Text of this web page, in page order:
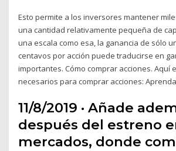
Esto permite a los inversores mantener
una cantidad relativamente pequeña de
una escala como esa, la ganancia de sólo
centavos por acción puede traducirse en
importantes. Cómo comprar acciones. Aquí
necesarios para comprar acciones:
11/8/2019 · Añade
después del estreno
mercados, donde